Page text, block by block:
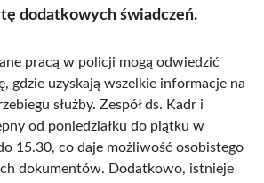
dodatkowych świadczeń.
pracą w policji mogą odwiedzić
gdzie uzyskają wszelkie informacje na
służby. Zespół ds. Kadr i
od poniedziałku do piątku w
15.30, co daje możliwość osobistego
dokumentów. Dodatkowo, istnieje